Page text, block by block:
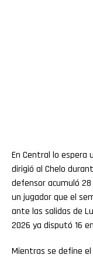
En Central lo espera
dirigió al Chelo
defensor acumuló
un jugador que el
ante las salidas de
2026 ya disputó 16
Mientras se define el